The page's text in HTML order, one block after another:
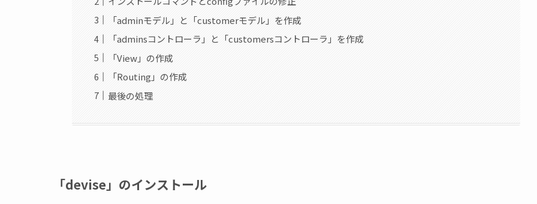
「adminモデル」と「customerモデル」を作成
「adminsコントローラ」と「customersコントローラ」を作成
「View」の作成
「Routing」の作成
最後の処理
「devise」のインストール